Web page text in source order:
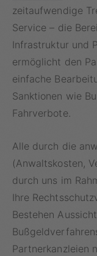
zeitaufwendige
Service – die
Infrastruktur und
ermöglicht den
einfache
Sanktionen wie
Fahrverbote.
Alle durch die
(Anwaltskosten,
durch uns im
Ihre
Bestehen
Partnerkanzleien